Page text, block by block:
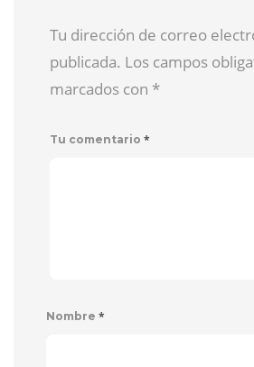
Tu dirección de correo
publicada. Los campos
marcados con *
Tu comentario *
Nombre *